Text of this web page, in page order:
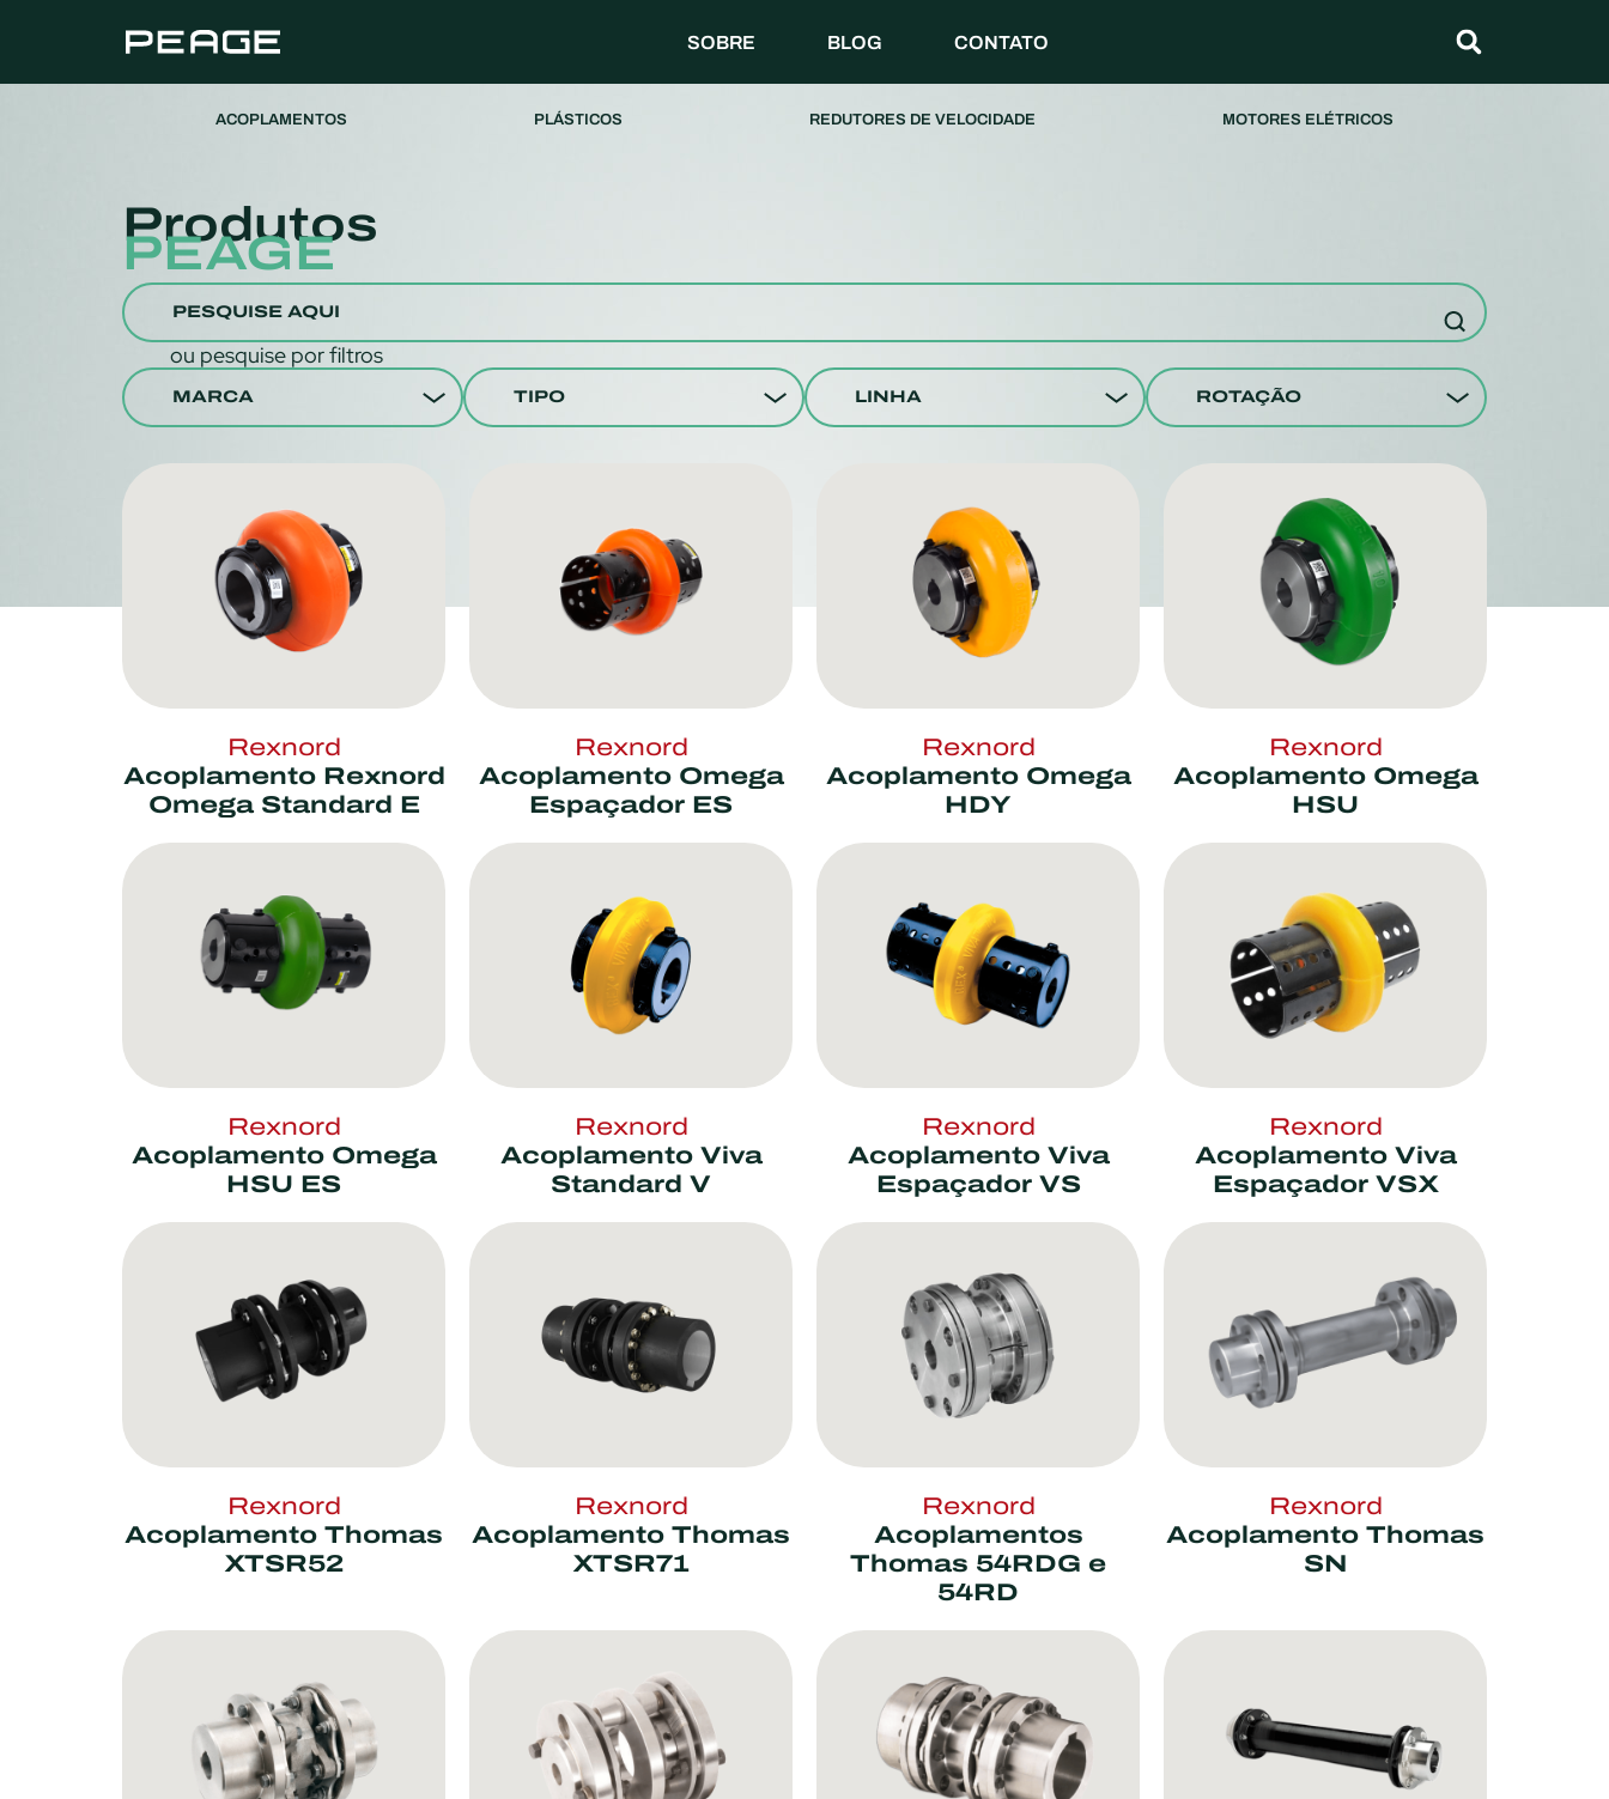
SOBRE BLOG CONTATO
ACOPLAMENTOS PLÁSTICOS REDUTORES DE VELOCIDADE MOTORES ELÉTRICOS
Produtos
PEAGE
ou pesquise por filtros
Rexnord
Acoplamento Rexnord
Omega Standard E
Rexnord
Acoplamento Omega
Espaçador ES
Rexnord
Acoplamento Omega
HDY
Rexnord
Acoplamento Omega
HSU
Rexnord
Acoplamento Omega
HSU ES
Rexnord
Acoplamento Viva
Standard V
Rexnord
Acoplamento Viva
Espaçador VS
Rexnord
Acoplamento Viva
Espaçador VSX
Rexnord
Acoplamento Thomas
XTSR52
Rexnord
Acoplamento Thomas
XTSR71
Rexnord
Acoplamentos
Thomas 54RDG e
54RD
Rexnord
Acoplamento Thomas
SN